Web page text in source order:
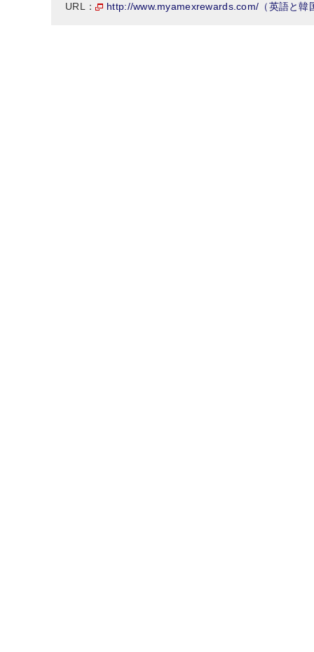
URL： http://www.myamexrewards.com/（英語と韓